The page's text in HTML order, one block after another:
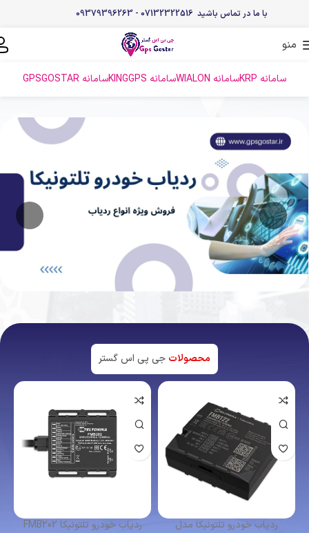
با ما در تماس باشید 07132322516 - 09379396263
منو
سامانه KRP سامانه WIALON سامانه KINGGPS سامانه GPSGOSTAR
محصولات جی پی اس گستر
اتمام موجودی
ردیاب شخصی کوبان TK102
ردیاب خودرو تلتونیکا FMB641